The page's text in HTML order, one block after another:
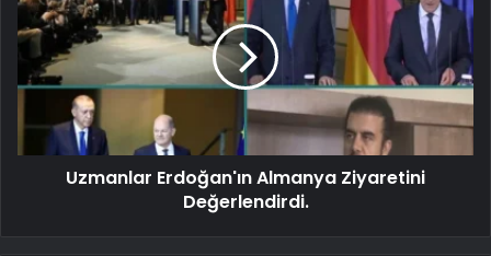
Uzmanlar Erdoğan'ın Almanya Ziyaretini
Değerlendirdi.